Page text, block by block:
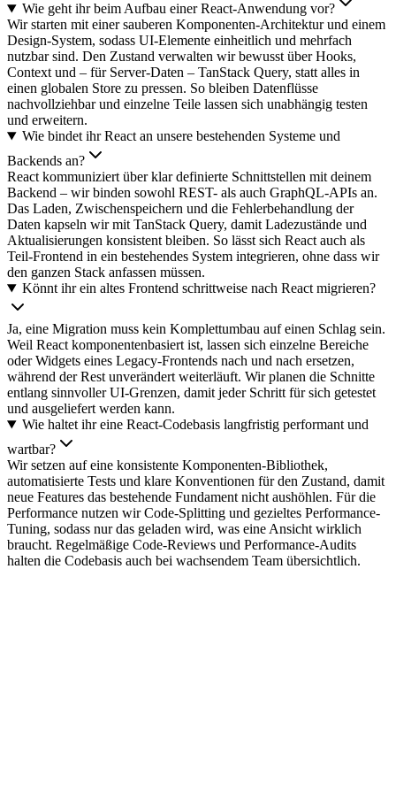
Wie geht ihr beim Aufbau einer React-Anwendung vor?
Wir starten mit einer sauberen Komponenten-Architektur und einem
Design-System, sodass UI-Elemente einheitlich und mehrfach
nutzbar sind. Den Zustand verwalten wir bewusst über Hooks,
Context und – für Server-Daten – TanStack Query, statt alles in
einen globalen Store zu pressen. So bleiben Datenflüsse
nachvollziehbar und einzelne Teile lassen sich unabhängig testen
und erweitern.
Wie bindet ihr React an unsere bestehenden Systeme und
Backends an?
React kommuniziert über klar definierte Schnittstellen mit deinem
Backend – wir binden sowohl REST- als auch GraphQL-APIs an.
Das Laden, Zwischenspeichern und die Fehlerbehandlung der
Daten kapseln wir mit TanStack Query, damit Ladezustände und
Aktualisierungen konsistent bleiben. So lässt sich React auch als
Teil-Frontend in ein bestehendes System integrieren, ohne dass wir
den ganzen Stack anfassen müssen.
Könnt ihr ein altes Frontend schrittweise nach React migrieren?
Ja, eine Migration muss kein Komplettumbau auf einen Schlag sein.
Weil React komponentenbasiert ist, lassen sich einzelne Bereiche
oder Widgets eines Legacy-Frontends nach und nach ersetzen,
während der Rest unverändert weiterläuft. Wir planen die Schnitte
entlang sinnvoller UI-Grenzen, damit jeder Schritt für sich getestet
und ausgeliefert werden kann.
Wie haltet ihr eine React-Codebasis langfristig performant und
wartbar?
Wir setzen auf eine konsistente Komponenten-Bibliothek,
automatisierte Tests und klare Konventionen für den Zustand, damit
neue Features das bestehende Fundament nicht aushöhlen. Für die
Performance nutzen wir Code-Splitting und gezieltes Performance-
Tuning, sodass nur das geladen wird, was eine Ansicht wirklich
braucht. Regelmäßige Code-Reviews und Performance-Audits
halten die Codebasis auch bei wachsendem Team übersichtlich.